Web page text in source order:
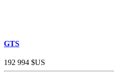
GTS
192 994 $US